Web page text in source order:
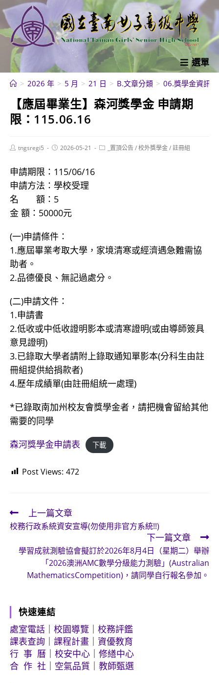
跳
轉
至
內
選單
> 2026 年 > 5 月 > 21 日 > B.文章分類 > 06.獎學金資訊
【應屆畢業生】森河獎學金 申請期
限：115.06.16
Posttngsregi5
Post2026-05-21
Post _置頂公告/校外獎學金/註冊組
申請期限：115/06/16
申請方法：學校受理
名 額：5
金 額：50000元
(一)申請條件：
1.應屆畢業考取大學，家境清寒或經濟遇急難需協
助者。
2.品德優良、無記過處分。
(二)申請文件：
1.申請書
2.低收或中低收證明影本或清寒證明(或由導師簽具
意見證明)
3.已錄取大學者請附上錄取通知單影本(分科生由註
冊組提供給捐款者)
4.歷年成績單(由註冊組統一處理)
*已錄取南加州校友會獎學金者，請把機會留給其他
需要的同學
森河獎學金申請表
下載
Post Views: 472
Read
more
articles
上一篇文章
校務行政系統資安宣導(勿使用非官方系統!!)
下一篇文章
學習成就測驗協會擬訂於2026年8月4日（星期二）舉辦
「2026澳洲AMC數學分級能力測驗」(Australian
MathematicsCompetition)，請同學自行報名參加。
快速連結
處室電話
校園導覽
校務評鑑
課表查詢
課程計畫
資優教育
行 事 曆
校安中心
修繕中心
合 作 社
空氣品質 教師甄選